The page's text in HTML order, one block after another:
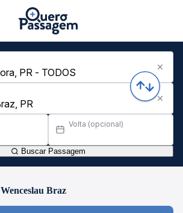
Volta (opcional)
Buscar Passagem
Wenceslau Braz